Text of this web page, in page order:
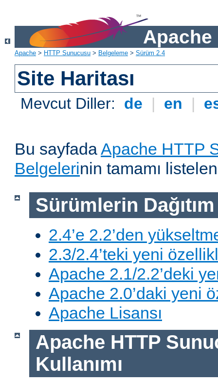
Apache
Apache > HTTP Sunucusu > Belgeleme > Sürüm 2.4
Site Haritası
Mevcut Diller: de | en |
Bu sayfadaApache HTTP
Belgelerinin tamamı
Sürümlerin
2.4’e 2.2’den
2.3/2.4’teki yeni
Apache 2.1/2.2’deki
Apache 2.0’daki yeni
Apache Lisansı
Apache HTTP
Kullanımı